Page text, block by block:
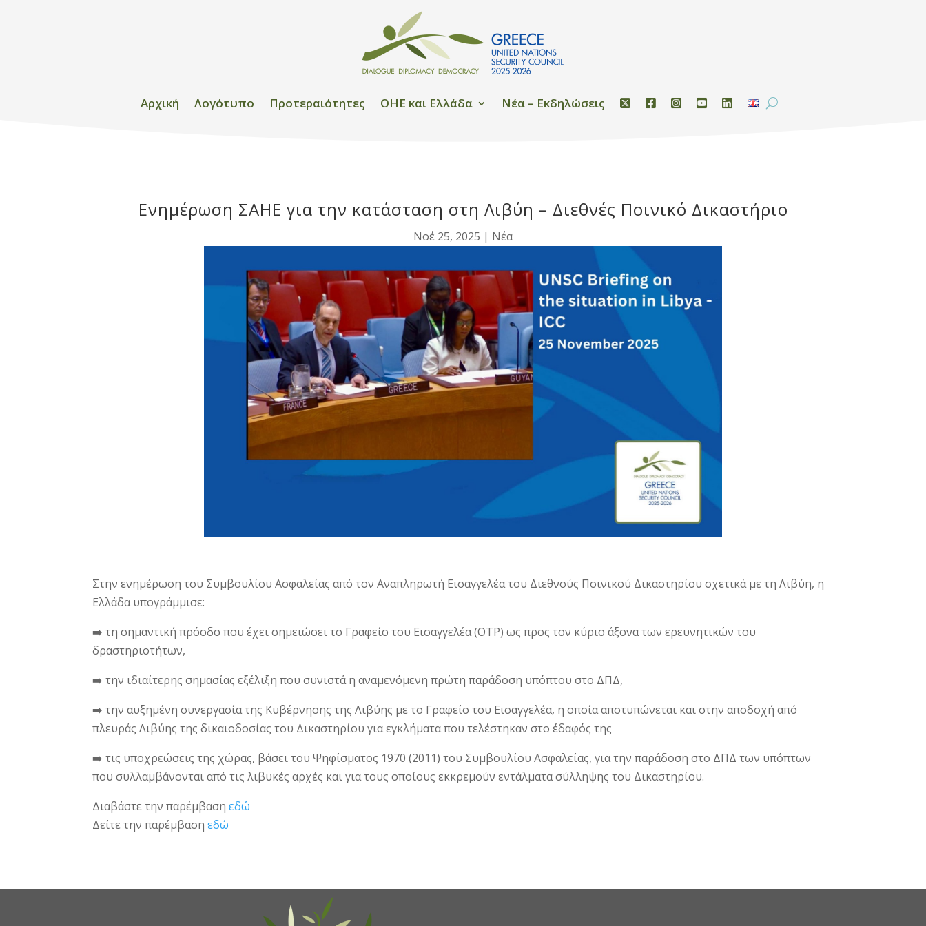
Αρχική Λογότυπο Προτεραιότητες OHE και Ελλάδα Νέα – Εκδηλώσεις
Ενημέρωση ΣΑΗΕ για την κατάσταση στη Λιβύη – Διεθνές Ποινικό Δικαστήριο
Νοέ 25, 2025 | Νέα
Στην ενημέρωση του Συμβουλίου Ασφαλείας από τον Αναπληρωτή Εισαγγελέα του Διεθνούς Ποινικού Δικαστηρίου σχετικά με τη Λιβύη, η
Ελλάδα υπογράμμισε:
➡️ τη σημαντική πρόοδο που έχει σημειώσει το Γραφείο του Εισαγγελέα (OTP) ως προς τον κύριο άξονα των ερευνητικών του
δραστηριοτήτων,
➡️ την ιδιαίτερης σημασίας εξέλιξη που συνιστά η αναμενόμενη πρώτη παράδοση υπόπτου στο ΔΠΔ,
➡️ την αυξημένη συνεργασία της Κυβέρνησης της Λιβύης με το Γραφείο του Εισαγγελέα, η οποία αποτυπώνεται και στην αποδοχή από
πλευράς Λιβύης της δικαιοδοσίας του Δικαστηρίου για εγκλήματα που τελέστηκαν στο έδαφός της
➡️ τις υποχρεώσεις της χώρας, βάσει του Ψηφίσματος 1970 (2011) του Συμβουλίου Ασφαλείας, για την παράδοση στο ΔΠΔ των υπόπτων
που συλλαμβάνονται από τις λιβυκές αρχές και για τους οποίους εκκρεμούν εντάλματα σύλληψης του Δικαστηρίου.
Διαβάστε την παρέμβασηεδώ
Δείτε την παρέμβασηεδώ